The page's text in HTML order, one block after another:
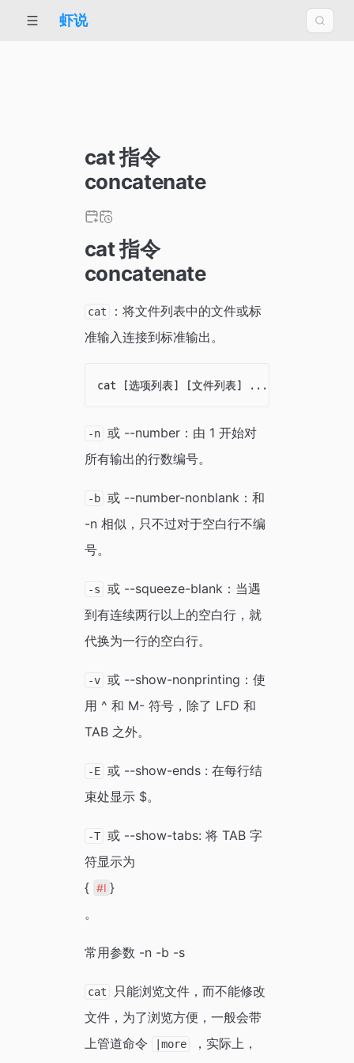
虾说
cat 指令
concatenate
cat 指令
concatenate
cat
：将文件列表中的文件或标
准输入连接到标准输出。
-n 或 --number：由 1 开始对
所有输出的行数编号。
-b 或 --number-nonblank：和
-n 相似，只不过对于空白行不编
号。
-s
或 --squeeze-blank：当遇
到有连续两行以上的空白行，就
代换为一行的空白行。
-v 或 --show-nonprinting：使
用 ^ 和 M- 符号，除了 LFD 和
TAB 之外。
-E 或 --show-ends : 在每行结
束处显示 $。
-T 或 --show-tabs: 将 TAB 字
符显示为
{ #I }
。
常用参数 -n -b -s
cat
只能浏览文件，而不能修改
文件，为了浏览方便，一般会带
上管道命令
|more
，实际上，